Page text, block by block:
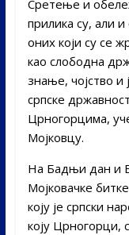
Сретење и
прилика су, али
оних који су се
као слободна
знање, чојство
српске
Црногорцима,
Мојковцу.
На Бадњи дан и
Мојковачке
коју је српски
коју Црногорци,